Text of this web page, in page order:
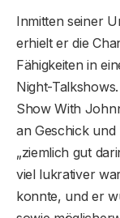
Inmitten seiner
erhielt er die
Fähigkeiten in
Night-
Show With
an Geschick
„ziemlich gut
viel lukrativer
konnte, und er